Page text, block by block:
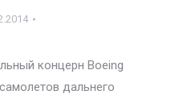
концерн Boeing
дальнего